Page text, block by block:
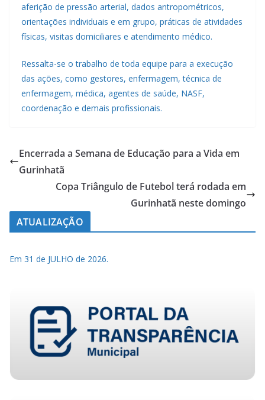
aferição de pressão arterial, dados antropométricos,
orientações individuais e em grupo, práticas de atividades
físicas, visitas domiciliares e atendimento médico.
Ressalta-se o trabalho de toda equipe para a execução
das ações, como gestores, enfermagem, técnica de
enfermagem, médica, agentes de saúde, NASF,
coordenação e demais profissionais.
Encerrada a Semana de Educação para a Vida em
Gurinhatã
Copa Triângulo de Futebol terá rodada em
Gurinhatã neste domingo
ATUALIZAÇÃO
Em 31 de JULHO de 2026.